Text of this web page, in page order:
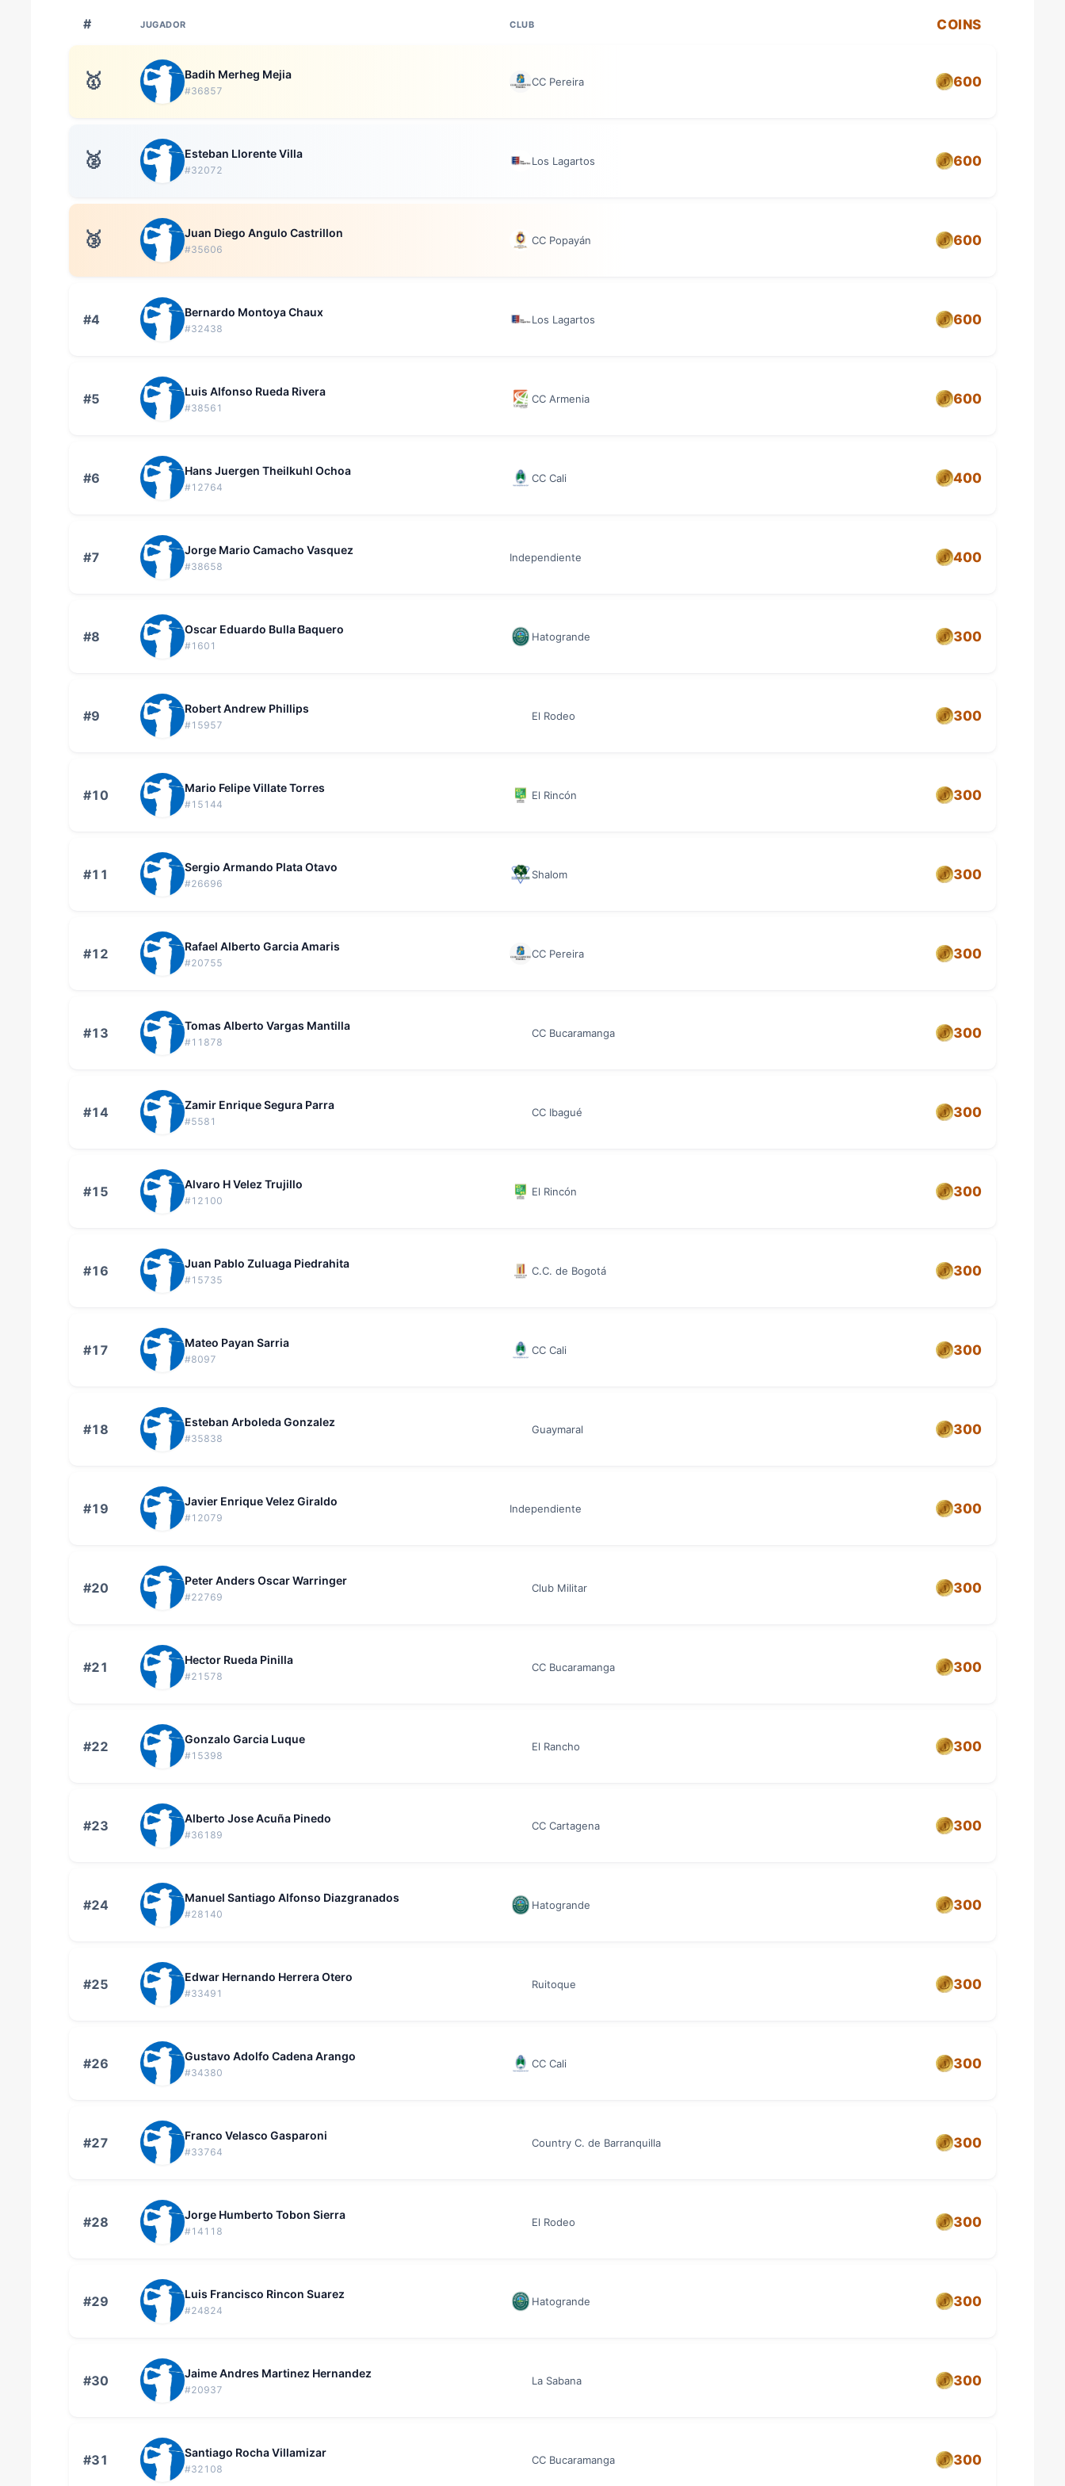
# JUGADOR CLUB COINS
🥇 Badih Merheg Mejia
#36857
CC Pereira 600
🥈 Esteban Llorente Villa
#32072
Los Lagartos 600
🥉 Juan Diego Angulo Castrillon
#35606
CC Popayán 600
#4 Bernardo Montoya Chaux
#32438
Los Lagartos 600
#5 Luis Alfonso Rueda Rivera
#38561
CC Armenia 600
#6 Hans Juergen Theilkuhl Ochoa
#12764
CC Cali 400
#7 Jorge Mario Camacho Vasquez
#38658
Independiente 400
#8 Oscar Eduardo Bulla Baquero
#1601
Hatogrande 300
#9 Robert Andrew Phillips
#15957
El Rodeo 300
#10 Mario Felipe Villate Torres
#15144
El Rincón 300
#11 Sergio Armando Plata Otavo
#26696
Shalom 300
#12 Rafael Alberto Garcia Amaris
#20755
CC Pereira 300
#13 Tomas Alberto Vargas Mantilla
#11878
CC Bucaramanga 300
#14 Zamir Enrique Segura Parra
#5581
CC Ibagué 300
#15 Alvaro H Velez Trujillo
#12100
El Rincón 300
#16 Juan Pablo Zuluaga Piedrahita
#15735
C.C. de Bogotá 300
#17 Mateo Payan Sarria
#8097
CC Cali 300
#18 Esteban Arboleda Gonzalez
#35838
Guaymaral 300
#19 Javier Enrique Velez Giraldo
#12079
Independiente 300
#20 Peter Anders Oscar Warringer
#22769
Club Militar 300
#21 Hector Rueda Pinilla
#21578
CC Bucaramanga 300
#22 Gonzalo Garcia Luque
#15398
El Rancho 300
#23 Alberto Jose Acuña Pinedo
#36189
CC Cartagena 300
#24 Manuel Santiago Alfonso Diazgranados
#28140
Hatogrande 300
#25 Edwar Hernando Herrera Otero
#33491
Ruitoque 300
#26 Gustavo Adolfo Cadena Arango
#34380
CC Cali 300
#27 Franco Velasco Gasparoni
#33764
Country C. de Barranquilla 300
#28 Jorge Humberto Tobon Sierra
#14118
El Rodeo 300
#29 Luis Francisco Rincon Suarez
#24824
Hatogrande 300
#30 Jaime Andres Martinez Hernandez
#20937
La Sabana 300
#31 Santiago Rocha Villamizar
#32108
CC Bucaramanga 300